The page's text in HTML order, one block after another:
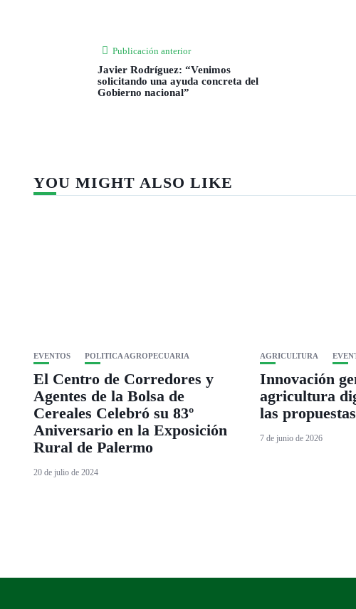
Publicación anterior
Javier Rodríguez: “Venimos
solicitando una ayuda concreta del
Gobierno nacional”
YOU MIGHT ALSO LIKE
EVENTOS POLITICA AGROPECUARIA
El Centro de Corredores y
Agentes de la Bolsa de
Cereales Celebró su 83º
Aniversario en la Exposición
Rural de Palermo
20 de julio de 2024
AGRICULTURA
Innovación
agricultura
las
7 de junio de 2026